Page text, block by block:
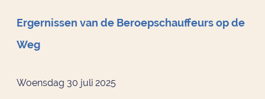
Ergernissen van de Beroepschauffeurs op de
Weg
Woensdag 30 juli 2025